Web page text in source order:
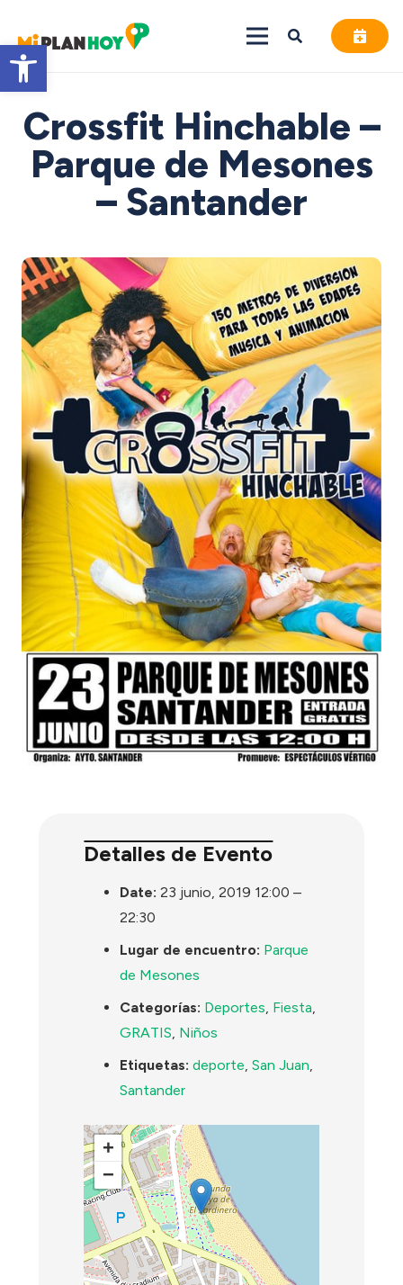
Abrir barra de herramientas
Crossfit Hinchable –
Parque de Mesones
– Santander
Detalles de Evento
Date: 23 junio, 2019 12:00 –
22:30
Lugar de encuentro: Parque
de Mesones
Categorías: Deportes Fiesta
GRATIS Niños
Etiquetas: deporte ,San Juan
Santander
+
−